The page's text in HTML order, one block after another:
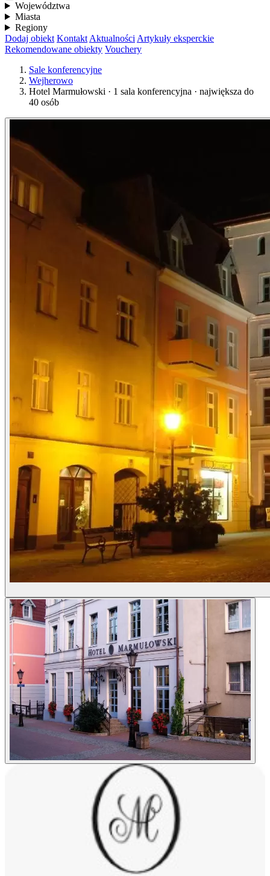
Województwa
Miasta
Regiony
Dodaj obiekt Kontakt Aktualności Artykuły eksperckie
Rekomendowane obiekty Vouchery
Sale konferencyjne
Wejherowo
Hotel Marmułowski · 1 sala konferencyjna · największa do
40 osób